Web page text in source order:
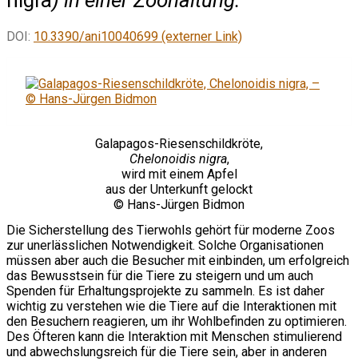
DOI: 10.3390/ani10040699 (externer Link)
Galapagos-Riesenschildkröte,
Chelonoidis nigra,
wird mit einem Apfel
aus der Unterkunft gelockt
© Hans-Jürgen Bidmon
Die Sicherstellung des Tierwohls gehört für moderne Zoos
zur unerlässlichen Notwendigkeit. Solche Organisationen
müssen aber auch die Besucher mit einbinden, um erfolgreich
das Bewusstsein für die Tiere zu steigern und um auch
Spenden für Erhaltungsprojekte zu sammeln. Es ist daher
wichtig zu verstehen wie die Tiere auf die Interaktionen mit
den Besuchern reagieren, um ihr Wohlbefinden zu optimieren.
Des Öfteren kann die Interaktion mit Menschen stimulierend
und abwechslungsreich für die Tiere sein, aber in anderen